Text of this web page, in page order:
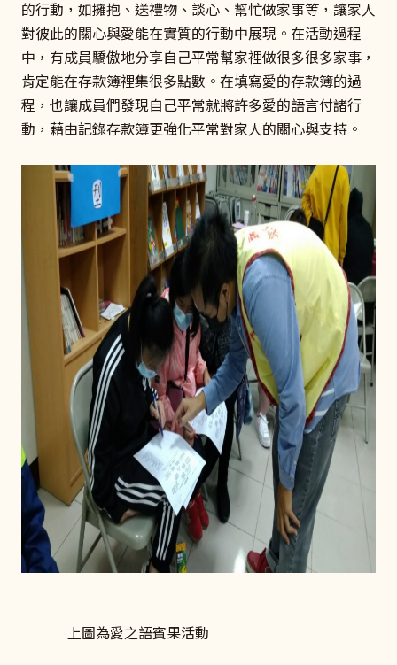
的行動，如擁抱、送禮物、談心、幫忙做家事等，讓家人
對彼此的關心與愛能在實質的行動中展現。在活動過程
中，有成員驕傲地分享自己平常幫家裡做很多很多家事，
肯定能在存款簿裡集很多點數。在填寫愛的存款簿的過
程，也讓成員們發現自己平常就將許多愛的語言付諸行
動，藉由記錄存款簿更強化平常對家人的關心與支持。
上圖為愛之語賓果活動